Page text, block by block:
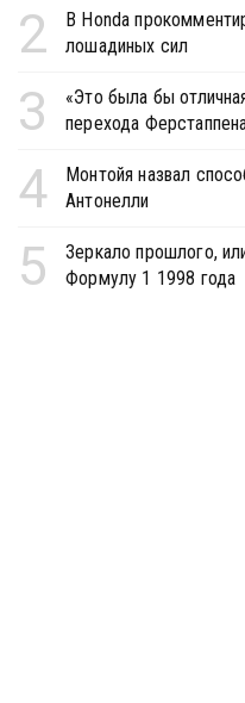
2
В Honda
лошадиных сил
3
«Это была бы
перехода
4
Монтойя назвал
Антонелли
5
Зеркало прошлого,
Формулу 1 1998 года